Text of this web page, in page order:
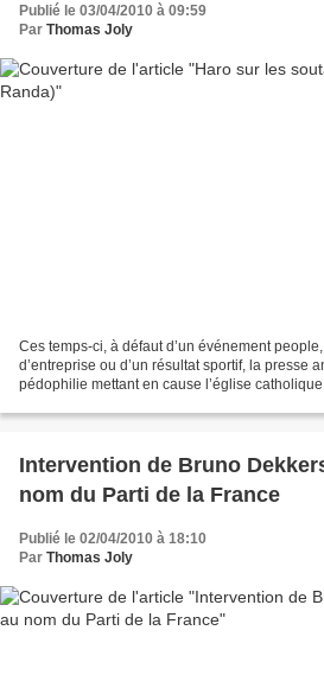
Publié le 03/04/2010 à 09:59
Par Thomas Joly
Ces temps-ci, à défaut d’un événement
d’entreprise ou d’un résultat sportif, la presse
pédophilie mettant en cause l’église
Intervention de Bruno
nom du Parti de la France
Publié le 02/04/2010 à 18:10
Par Thomas Joly